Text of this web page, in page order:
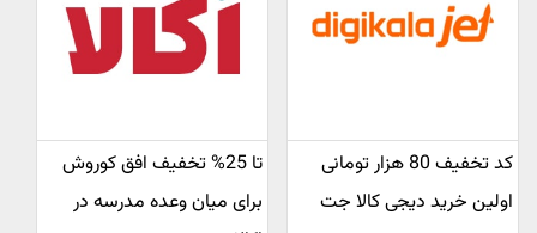
کد تخفیف 80 هزار تومانی
اولین خرید دیجی کالا جت
تا 25% تخفیف افق کوروش
برای میان وعده مدرسه در